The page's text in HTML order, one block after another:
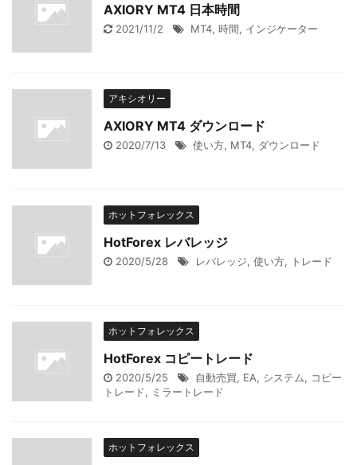
AXIORY MT4 日本時間
2021/11/2 MT4, 時間, インジケーター
アキシオリー
AXIORY MT4 ダウンロード
2020/7/13 使い方, MT4, ダウンロード
ホットフォレックス
HotForex レバレッジ
2020/5/28 レバレッジ, 使い方, トレード
ホットフォレックス
HotForex コピートレード
2020/5/25 自動売買, EA, システム, コピー
トレード, ミラートレード
ホットフォレックス